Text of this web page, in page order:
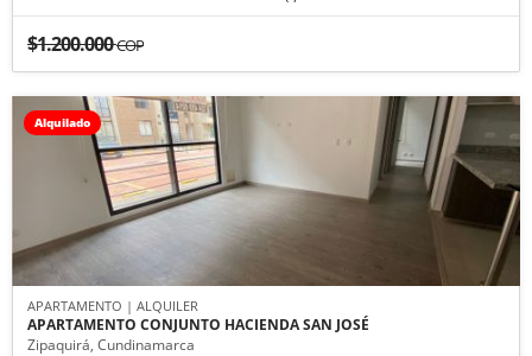
$1.200.000COP
Alquilado
APARTAMENTO | ALQUILER
APARTAMENTO CONJUNTO HACIENDA SAN JOSÉ
Zipaquirá, Cundinamarca